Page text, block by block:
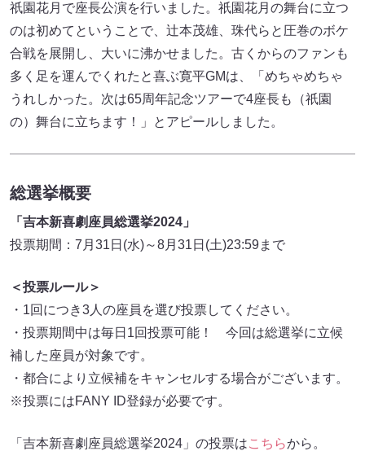
祇園花月で座長公演を行いました。祇園花月の舞台に立つ
のは初めてということで、辻本茂雄、珠代らと圧巻のボケ
合戦を展開し、大いに沸かせました。古くからのファンも
多く足を運んでくれたと喜ぶ寛平GMは、「めちゃめちゃ
うれしかった。次は65周年記念ツアーで4座長も（祇園
の）舞台に立ちます！」とアピールしました。
総選挙概要
「吉本新喜劇座員総選挙2024」
投票期間：7月31日(水)～8月31日(土)23:59まで
＜投票ルール＞
・1回につき3人の座員を選び投票してください。
・投票期間中は毎日1回投票可能！ 今回は総選挙に立候
補した座員が対象です。
・都合により立候補をキャンセルする場合がございます。
※投票にはFANY ID登録が必要です。
「吉本新喜劇座員総選挙2024」の投票はこちらから。